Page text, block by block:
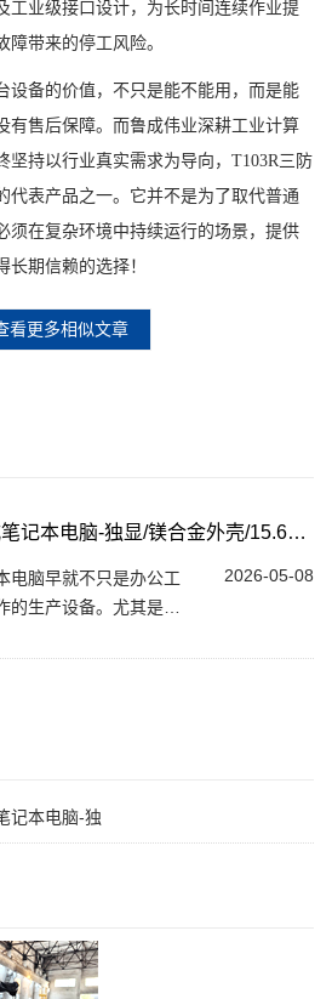
工业级接口设计，为长时间连续作业提
带来的停工风险。
设备的价值，不只是能不能用，而是能
有售后保障。而鲁成伟业深耕工业计算
坚持以行业真实需求为导向， T103R三防
代表产品之一。它并不是为了取代普通
须在复杂环境中持续运行的场景，提供
期信赖的选择！
看更多相似文章
野外环境工作的便携式笔记本电脑-独显/镁合金外壳/15.6英寸
2026-05-08
电脑早就不只是办公工
生产设备。尤其是在
长期扛住。在这样...
记本电脑-独